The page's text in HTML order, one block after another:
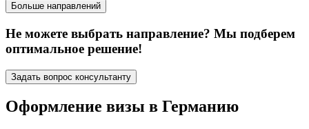
Больше направлений
Не можете выбрать направление? Мы подберем
оптимальное решение!
Задать вопрос консультанту
Оформление визы в Германию